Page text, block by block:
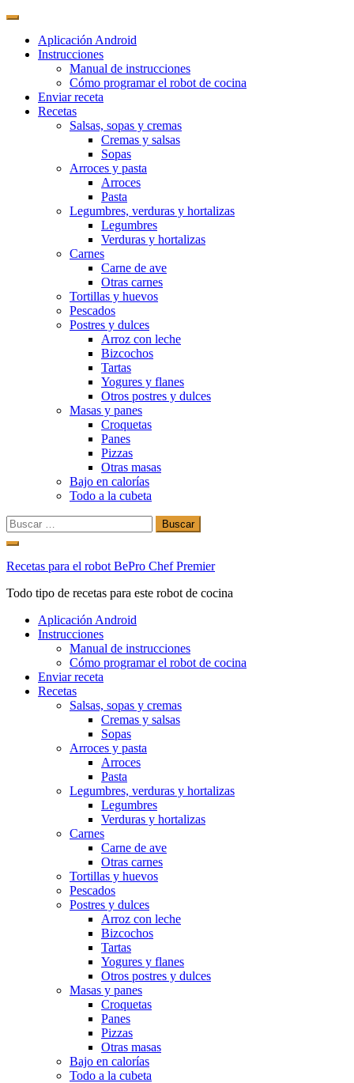
Aplicación Android
Instrucciones
Manual de instrucciones
Cómo programar el robot de cocina
Enviar receta
Recetas
Salsas, sopas y cremas
Cremas y salsas
Sopas
Arroces y pasta
Arroces
Pasta
Legumbres, verduras y hortalizas
Legumbres
Verduras y hortalizas
Carnes
Carne de ave
Otras carnes
Tortillas y huevos
Pescados
Postres y dulces
Arroz con leche
Bizcochos
Tartas
Yogures y flanes
Otros postres y dulces
Masas y panes
Croquetas
Panes
Pizzas
Otras masas
Bajo en calorías
Todo a la cubeta
Buscar:
Ir
contenido
Recetas para el robot BePro Chef Premier
Todo tipo de recetas para este robot de cocina
Aplicación Android
Instrucciones
Manual de instrucciones
Cómo programar el robot de cocina
Enviar receta
Recetas
Salsas, sopas y cremas
Cremas y salsas
Sopas
Arroces y pasta
Arroces
Pasta
Legumbres, verduras y hortalizas
Legumbres
Verduras y hortalizas
Carnes
Carne de ave
Otras carnes
Tortillas y huevos
Pescados
Postres y dulces
Arroz con leche
Bizcochos
Tartas
Yogures y flanes
Otros postres y dulces
Masas y panes
Croquetas
Panes
Pizzas
Otras masas
Bajo en calorías
Todo a la cubeta